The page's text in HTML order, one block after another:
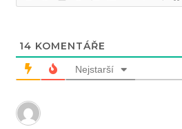
14 KOMENTÁŘE
Nejstarší